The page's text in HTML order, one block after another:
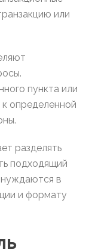
или
пункта или
к определенной
разделять
подходящий
нуждаются в
и формату